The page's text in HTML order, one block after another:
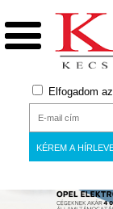
Elfogadom az